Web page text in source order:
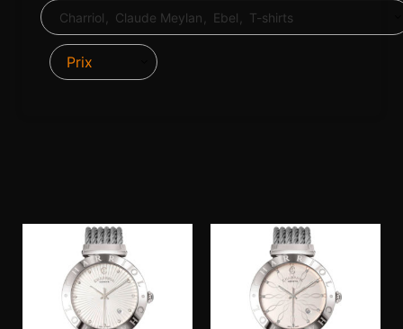
Charriol Claude Meylan Ebel T-shirts
Prix